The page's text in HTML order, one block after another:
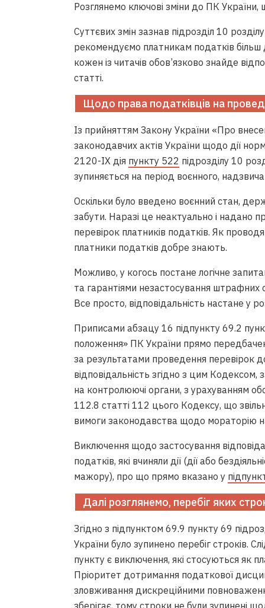
Розглянемо ключові зміни до ПК
Суттєвих змін зазнав підрозділ 10
рекомендуємо платникам податків
кожен із читачів обов’язково знайде
статті.
Щодо права податківців на
Із прийняттям Закону України «Про
законодавчих актів України щодо дії
2120-IX дія пункту 522 підрозділу 10
зупиняється на період воєнного,
Оскільки було введено воєнний стан,
забути. Наразі це неактуально і надано
перевірок платників податків. Як
платники податків добре знають.
Можливо, у когось постане логічне
та гарантіями незастосування штрафних
Все просто, відповідальність настане у
Приписами абзацу 16 підпункту 69.2
положення» ПК України прямо
за результатами проведення перевірок
відповідальність згідно з цим
на контролюючі органи, з урахуванням
112.8 статті 112 цього Кодексу, що
вимоги законодавства щодо мораторію
Виключення щодо застосування
податків, які вчиняли дії (дії або
мажору), про що прямо вказано у
Далі розглянемо, перебіг яких
Згідно з підпунктом 69.9 пункту 69
України було зупинено перебіг строків.
пункту є виключення, які стосуються як
Пріоритет дотримання податкової
зловживання дискреційними
зберігає, тому строки не були зупинені